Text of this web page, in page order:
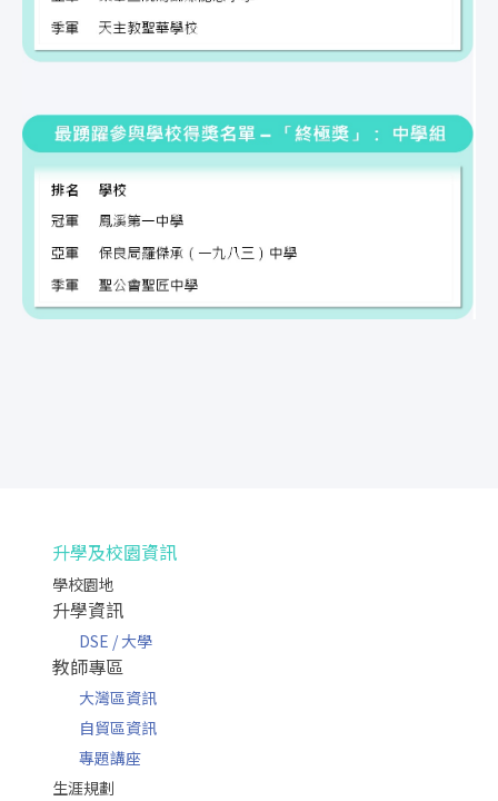
升學及校園資訊
學校園地
升學資訊
DSE / 大學
教師專區
大灣區資訊
自貿區資訊
專題講座
生涯規劃